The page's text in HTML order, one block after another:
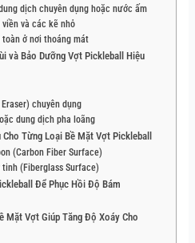
dịch chuyên dụng hoặc nước ấm
và các kẽ nhỏ
ở nơi thoáng mát
và Bảo Dưỡng Vợt Pickleball Hiệu
chuyên dụng
dung dịch pha loãng
Cho Từng Loại Bề Mặt Vợt Pickleball
(Carbon Fiber Surface)
(Fiberglass Surface)
Để Phục Hồi Độ Bám
Mặt Vợt Giúp Tăng Độ Xoáy Cho